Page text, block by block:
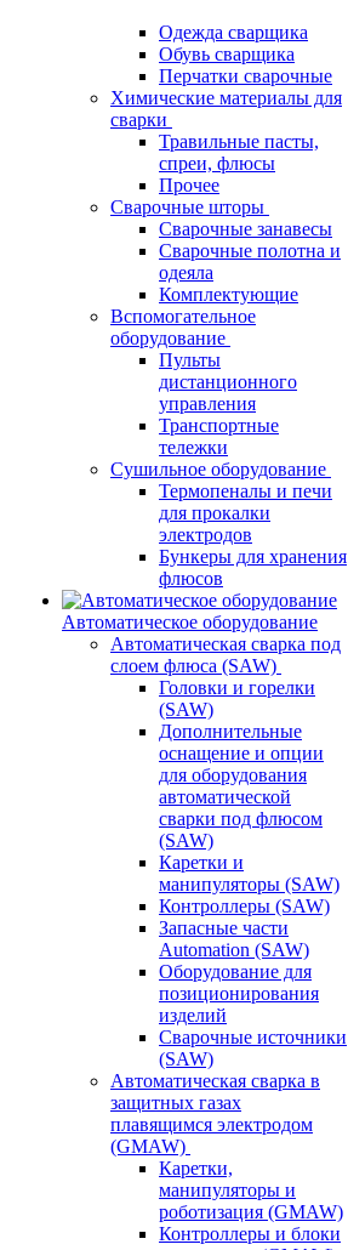
Одежда сварщика
Обувь сварщика
Перчатки сварочные
Химические материалы для
сварки
Травильные пасты,
спреи, флюсы
Прочее
Сварочные шторы
Сварочные занавесы
Сварочные полотна и
одеяла
Комплектующие
Вспомогательное
оборудование
Пульты
дистанционного
управления
Транспортные
тележки
Сушильное оборудование
Термопеналы и печи
для прокалки
электродов
Бункеры для хранения
флюсов
Автоматическое оборудование
Автоматическая сварка под
слоем флюса (SAW)
Головки и горелки
(SAW)
Дополнительные
оснащение и опции
для оборудования
автоматической
сварки под флюсом
(SAW)
Каретки и
манипуляторы (SAW)
Контроллеры (SAW)
Запасные части
Automation (SAW)
Оборудование для
позиционирования
изделий
Сварочные источники
(SAW)
Автоматическая сварка в
защитных газах
плавящимся электродом
(GMAW)
Каретки,
манипуляторы и
роботизация (GMAW)
Контроллеры и блоки